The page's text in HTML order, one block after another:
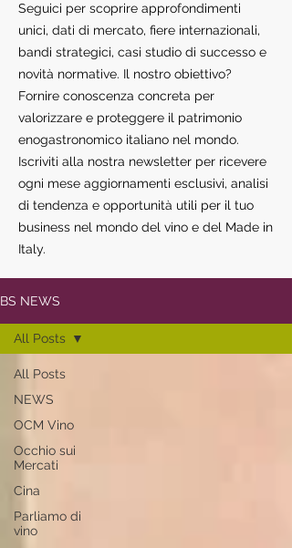
Seguici per scoprire approfondimenti
unici, dati di mercato, fiere internazionali,
bandi strategici, casi studio di successo e
novità normative. Il nostro obiettivo?
Fornire conoscenza concreta per
valorizzare e proteggere il patrimonio
enogastronomico italiano nel mondo.
Iscriviti alla nostra newsletter per ricevere
ogni mese aggiornamenti esclusivi, analisi
di tendenza e opportunità utili per il tuo
business nel mondo del vino e del Made in
Italy.
BS NEWS
All Posts
NEWS
OCM Vino
Occhio sui
Mercati
Cina
Parliamo di
vino
All Posts